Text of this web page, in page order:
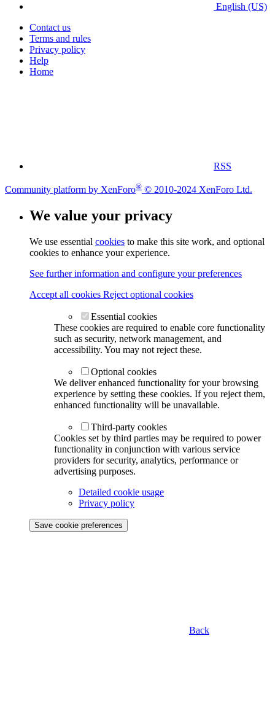
English (US)
Contact us
Terms and rules
Privacy policy
Help
Home
RSS
Community platform by XenForo® © 2010-2024 XenForo Ltd.
We value your privacy
We use essential cookies to make this site work, and optional
cookies to enhance your experience.
See further information and configure your preferences
Accept all cookies Reject optional cookies
Essential cookies
These cookies are required to enable core functionality
such as security, network management, and
accessibility. You may not reject these.
Optional cookies
We deliver enhanced functionality for your browsing
experience by setting these cookies. If you reject them,
enhanced functionality will be unavailable.
Third-party cookies
Cookies set by third parties may be required to power
functionality in conjunction with various service
providers for security, analytics, performance or
advertising purposes.
Detailed cookie usage
Privacy policy
Save cookie preferences
Back